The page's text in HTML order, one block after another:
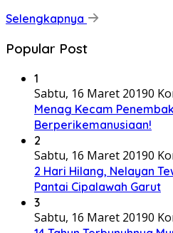
Selengkapnya
Popular Post
1
Sabtu, 16 Maret 20190
Menag Kecam
Berperikemanusiaan!
2
Sabtu, 16 Maret 20190
2 Hari Hilang, Nelayan
Pantai Cipalawah Garut
3
Sabtu, 16 Maret 20190